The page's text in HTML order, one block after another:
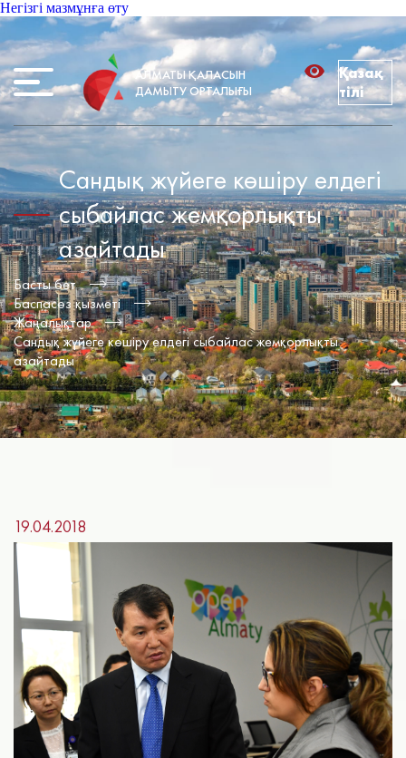
Негізгі мазмұнға өту
АЛМАТЫ ҚАЛАСЫН
ДАМЫТУ ОРТАЛЫҒЫ
Қазақ
тілі
Сандық жүйеге көшіру елдегі
сыбайлас жемқорлықты
азайтады
Басты бет
Баспасөз қызметі
Жаңалықтар
Сандық жүйеге көшіру елдегі сыбайлас жемқорлықты
азайтады
19.04.2018